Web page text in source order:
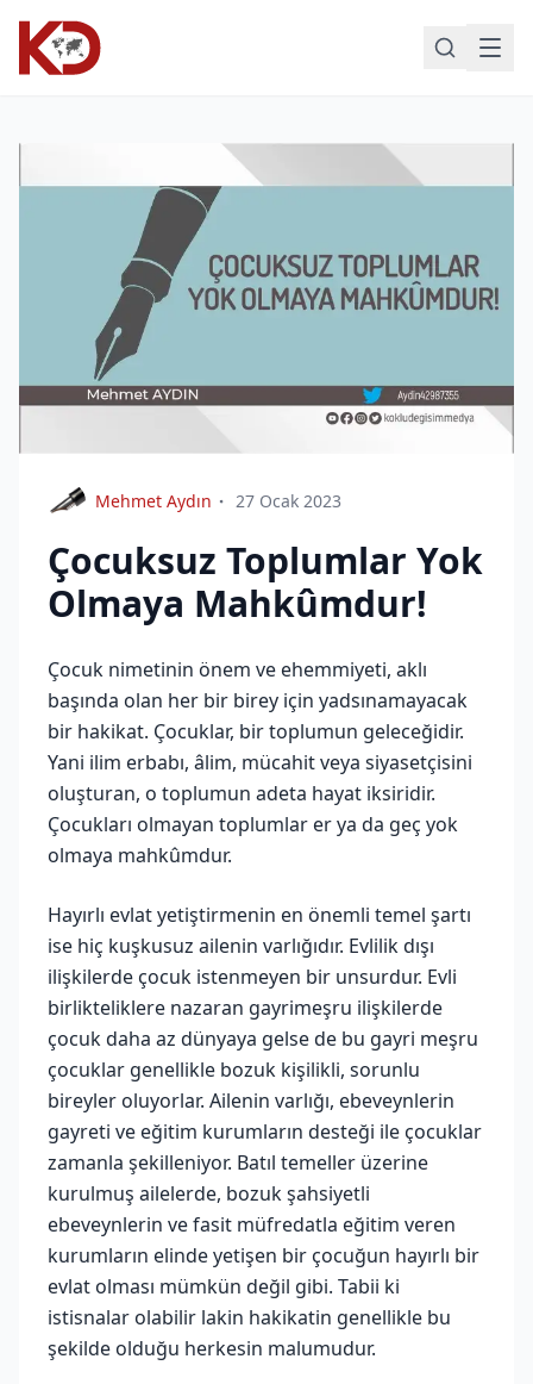
Mehmet Aydın 27 Ocak 2023
Çocuksuz Toplumlar Yok
Olmaya Mahkûmdur!
Çocuk nimetinin önem ve ehemmiyeti, aklı
başında olan her bir birey için yadsınamayacak
bir hakikat. Çocuklar, bir toplumun geleceğidir.
Yani ilim erbabı, âlim, mücahit veya siyasetçisini
oluşturan, o toplumun adeta hayat iksiridir.
Çocukları olmayan toplumlar er ya da geç yok
olmaya mahkûmdur.
Hayırlı evlat yetiştirmenin en önemli temel şartı
ise hiç kuşkusuz ailenin varlığıdır. Evlilik dışı
ilişkilerde çocuk istenmeyen bir unsurdur. Evli
birlikteliklere nazaran gayrimeşru ilişkilerde
çocuk daha az dünyaya gelse de bu gayri meşru
çocuklar genellikle bozuk kişilikli, sorunlu
bireyler oluyorlar. Ailenin varlığı, ebeveynlerin
gayreti ve eğitim kurumların desteği ile çocuklar
zamanla şekilleniyor. Batıl temeller üzerine
kurulmuş ailelerde, bozuk şahsiyetli
ebeveynlerin ve fasit müfredatla eğitim veren
kurumların elinde yetişen bir çocuğun hayırlı bir
evlat olması mümkün değil gibi. Tabii ki
istisnalar olabilir lakin hakikatin genellikle bu
şekilde olduğu herkesin malumudur.